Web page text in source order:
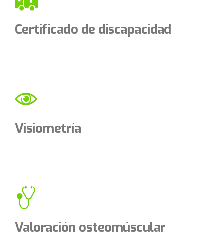
Certificado de discapacidad
Visiometría
Valoración osteomúscular